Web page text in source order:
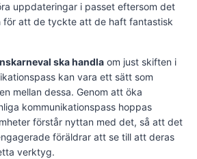
uppdateringar i passet eftersom det
för att de tyckte att de haft fantastisk
ska handla om just skiften i
kan vara ett sätt som
mellan dessa. Genom att öka
kommunikationspass hoppas
förstår nyttan med det, så att det
föräldrar att se till att deras
verktyg.